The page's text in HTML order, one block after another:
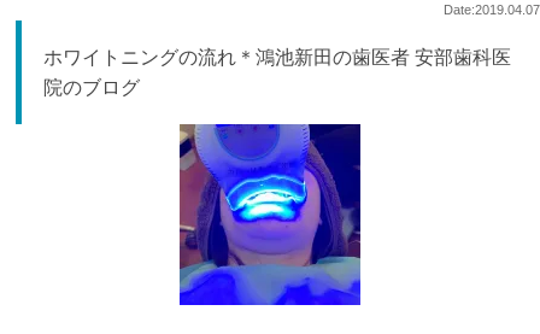
Date:2019.04.07
ホワイトニングの流れ＊鴻池新田の歯医者 安部歯科医
院のブログ